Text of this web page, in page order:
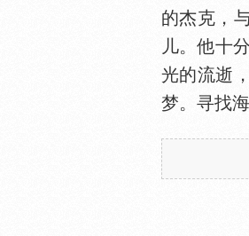
的杰克，
儿。他十
光的流逝
梦。寻找